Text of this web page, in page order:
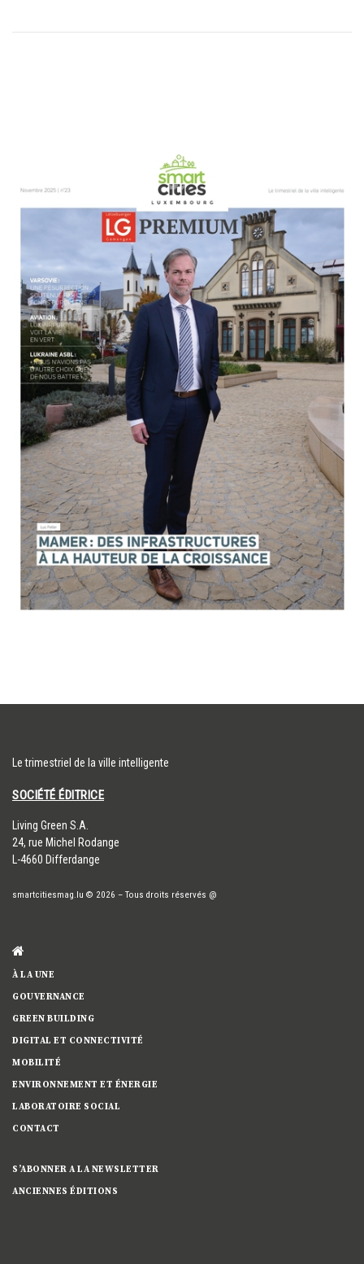
Le trimestriel de la ville intelligente
SOCIÉTÉ ÉDITRICE
​Living Green S.A.
24, rue Michel Rodange
L-4660 Differdange
smartcitiesmag.lu © 2026 – Tous droits réservés @
À LA UNE
GOUVERNANCE
GREEN BUILDING
DIGITAL ET CONNECTIVITÉ
MOBILITÉ
ENVIRONNEMENT ET ÉNERGIE
LABORATOIRE SOCIAL
CONTACT
S’ABONNER A LA NEWSLETTER
ANCIENNES ÉDITIONS